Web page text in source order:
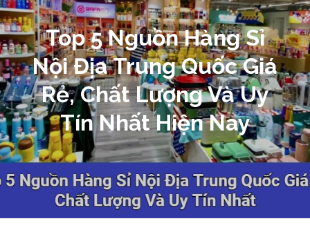
Top 5 Nguồn Hàng Sỉ
Nội Địa Trung Quốc Giá
Rẻ, Chất Lượng Và Uy
Tín Nhất Hiện Nay